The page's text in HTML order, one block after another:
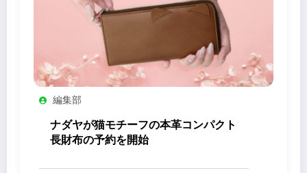
編集部
ナダヤが猫モチーフの本革コンパクト
長財布の予約を開始